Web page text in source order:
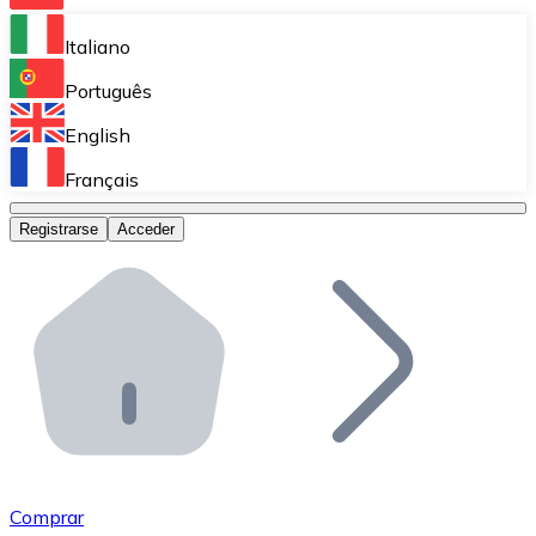
Bitnovo Ramp
Integra nuestra solución en tu plataforma.
Bitnovo Giftcards
Bitnovo OTC
Bitnovo ATM
Integra un ATM Bitnovo en tu negocio y permite que
Bitnovo API
Integra nuestra API en tu ecosistema.
Únete a nuestra red de distribuidores.
Italiano
Português
English
Français
Registrarse Acceder
Comprar